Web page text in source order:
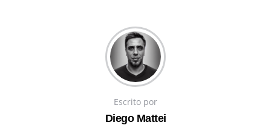
Escrito por
Diego Mattei